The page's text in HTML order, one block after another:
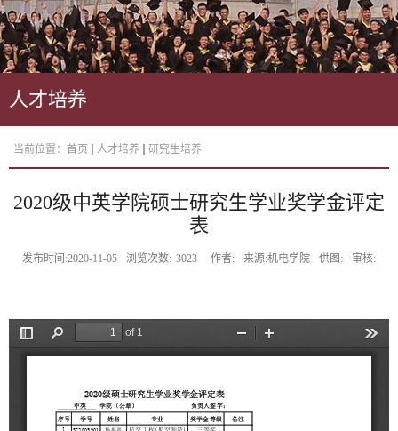
人才培养
当前位置： 首页 人才培养 研究生培养
2020级中英学院硕士研究生学业奖学金评定
表
发布时间:2020-11-05 浏览次数: 3023 作者: 来源:机电学院 供图: 审核: